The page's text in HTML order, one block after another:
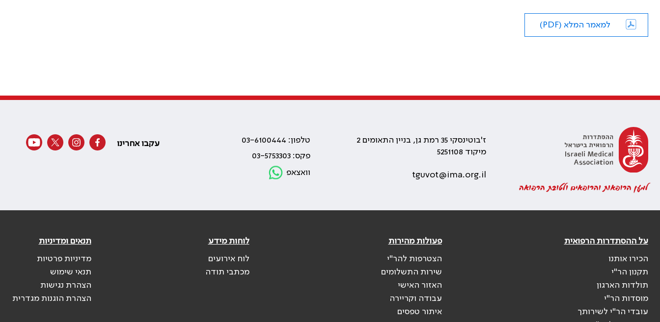
למאמר המלא (PDF)
למען הרופאות והרופאים ולטובת הרפואה
ז'בוטינסקי 35 רמת גן, בניין התאומים 2
מיקוד 5251108
tguvot@ima.org.il
טלפון: 03-6100444
פקס: 03-5753303
וואצאפ
עקבו אחרינו
על ההסתדרות הרפואית
הכירו אותנו
תקנון הר"י
תולדות הארגון
מוסדות הר"י
עובדי הר"י לשירותך
פעולות מהירות
הצטרפות להר"י
שירות התשלומים
האזור האישי
עבודה וקריירה
איתור טפסים
לוחות מידע
לוח אירועים
מכתבי תודה
תנאים ומדיניות
מדיניות פרטיות
תנאי שימוש
הצהרת נגישות
הצהרת הוגנות מגדרית